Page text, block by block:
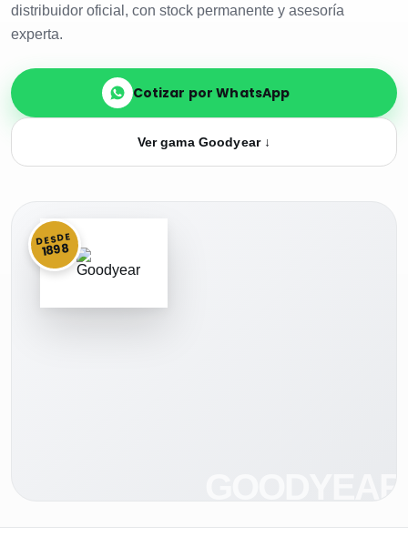
distribuidor oficial, con stock permanente y asesoría
experta.
Cotizar por WhatsApp
Ver gama Goodyear ↓
DESDE
1898